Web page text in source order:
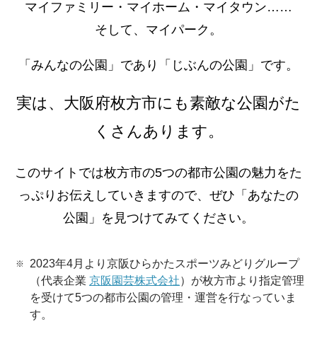
マイファミリー・マイホーム・マイタウン……
そして、マイパーク。
「みんなの公園」であり「じぶんの公園」です。
実は、大阪府枚方市にも素敵な公園がた
くさんあります。
このサイトでは枚方市の5つの都市公園の魅力をた
っぷりお伝えしていきますので、ぜひ「あなたの
公園」を見つけてみてください。
2023年4月より京阪ひらかたスポーツみどりグループ
（代表企業京阪園芸株式会社）が枚方市より指定管理
を受けて5つの都市公園の管理・運営を行なっていま
す。